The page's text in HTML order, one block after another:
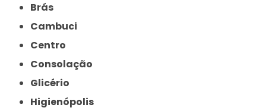
Brás
Cambuci
Centro
Consolação
Glicério
Higienópolis